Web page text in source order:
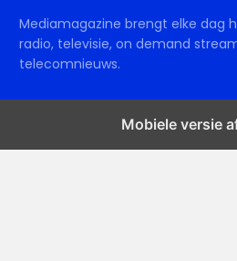
Mediamagazine brengt elke dag
radio, televisie, on demand
telecomnieuws.
Mobiele versie